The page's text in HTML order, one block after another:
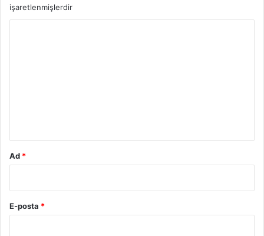
işaretlenmişlerdir
Ad *
E-posta *